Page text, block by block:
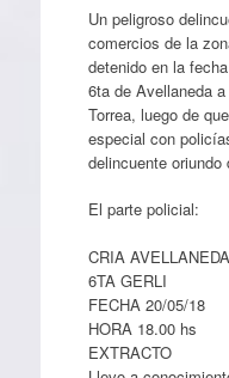
Un peligroso
comercios de la
detenido en la
6ta de Avellaneda
Torrea, luego de
especial con
delincuente oriundo
El parte policial:
CRIA AVELLANEDA
6TA GERLI
FECHA 20/05/18
HORA 18.00 hs
EXTRACTO